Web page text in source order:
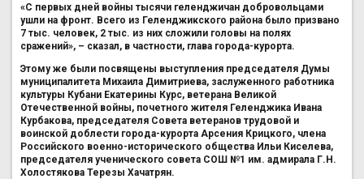
«С первых дней войны тысячи геленджичан добровольцами
ушли на фронт. Всего из Геленджикского района было призвано
7 тыс. человек, 2 тыс. из них сложили головы на полях
сражений», – сказал, в частности, глава города-курорта.
Этому же были посвящены выступления председателя Думы
муниципалитета Михаила Димитриева, заслуженного работника
культуры Кубани Екатерины Курс, ветерана Великой
Отечественной войны, почетного жителя Геленджика Ивана
Курбакова, председателя Совета ветеранов трудовой и
воинской доблести города-курорта Арсения Крицкого, члена
Российского военно-исторического общества Ильи Киселева,
председателя ученического совета СОШ №1 им. адмирала Г.Н.
Холостякова Терезы Хачатрян.